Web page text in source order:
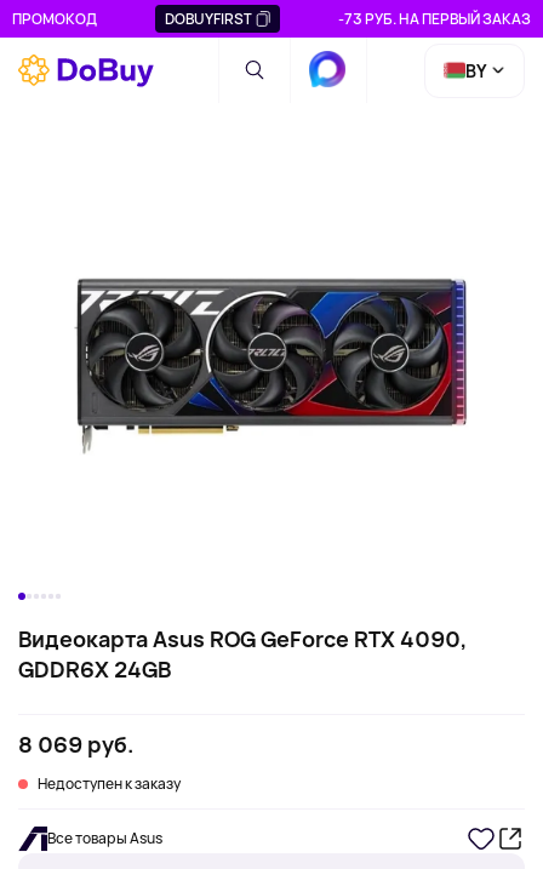
ПРОМОКОД DOBUYFIRST -73 РУБ. НА ПЕРВЫЙ ЗАКАЗ
BY
Видеокарта Asus ROG GeForce RTX 4090,
GDDR6X 24GB
8 069 руб.
Недоступен к заказу
Все товары Asus